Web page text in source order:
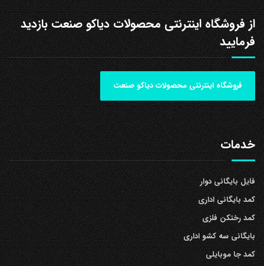
از فروشگاه اینترنتی محصولات دیاکو صنعت بازدید
فرمایید
فروشگاه اینترنتی محصولات دیاکو صنعت
خدمات
فایل بایگانی دوار
کمد بایگانی اداری
کمد رختکن فلزی
بایگانی سه کشو اداری
کمد جا موبایلی